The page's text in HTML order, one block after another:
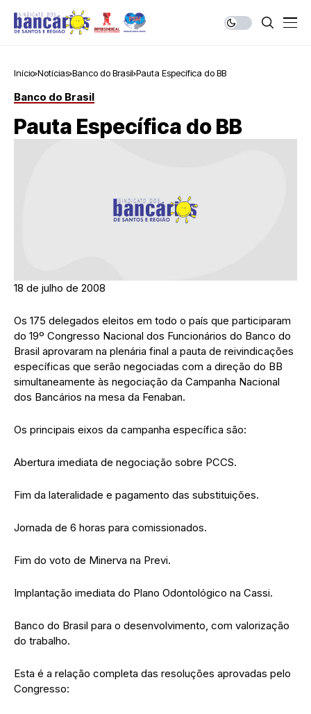
Início Notícias Banco do Brasil Pauta Específica do BB
Banco do Brasil
Pauta Específica do BB
18 de julho de 2008
Os 175 delegados eleitos em todo o país que participaram
do 19º Congresso Nacional dos Funcionários do Banco do
Brasil aprovaram na plenária final a pauta de reivindicações
específicas que serão negociadas com a direção do BB
simultaneamente às negociação da Campanha Nacional
dos Bancários na mesa da Fenaban.
Os principais eixos da campanha específica são:
Abertura imediata de negociação sobre PCCS.
Fim da lateralidade e pagamento das substituições.
Jornada de 6 horas para comissionados.
Fim do voto de Minerva na Previ.
Implantação imediata do Plano Odontológico na Cassi.
Banco do Brasil para o desenvolvimento, com valorização
do trabalho.
Esta é a relação completa das resoluções aprovadas pelo
Congresso: